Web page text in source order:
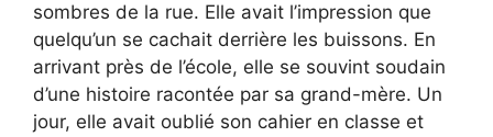
sombres de la rue. Elle avait l’impression que
quelqu’un se cachait derrière les buissons. En
arrivant près de l’école, elle se souvint soudain
d’une histoire racontée par sa grand-mère. Un
jour, elle avait oublié son cahier en classe et